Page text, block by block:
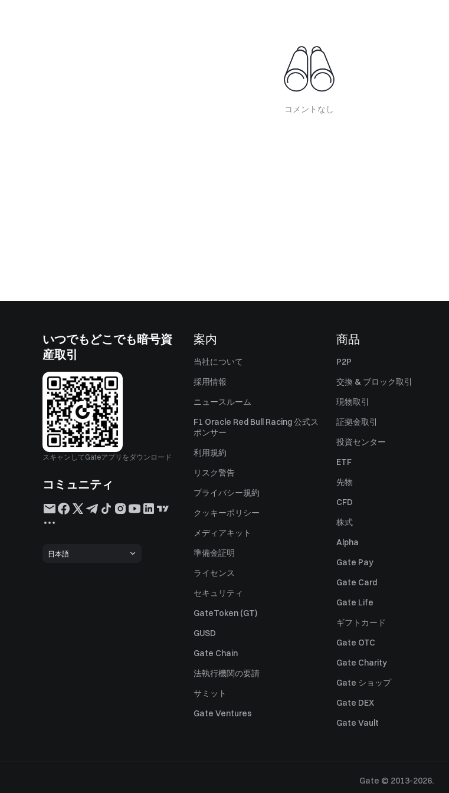
コメントなし
いつでもどこでも暗号資
産取引
スキャンしてGateアプリをダウンロード
コミュニティ
日本語
案内
当社について
採用情報
ニュースルーム
F1 Oracle Red Bull Racing 公式ス
ポンサー
利用規約
リスク警告
プライバシー規約
クッキーポリシー
メディアキット
準備金証明
ライセンス
セキュリティ
GateToken (GT)
GUSD
Gate Chain
法執行機関の要請
サミット
Gate Ventures
商品
P2P
交換 & ブロック取引
現物取引
証拠金取引
投資センター
ETF
先物
CFD
株式
Alpha
Gate Pay
Gate Card
Gate Life
ギフトカード
Gate OTC
Gate Charity
Gate ショップ
Gate DEX
Gate Vault
Gate © 2013-2026.